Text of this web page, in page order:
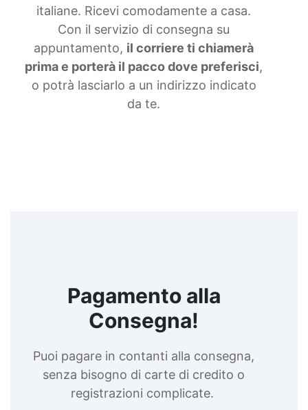
italiane. Ricevi comodamente a casa.
Con il servizio di consegna su
appuntamento, il corriere ti chiamerà
prima e porterà il pacco dove preferisci,
o potrà lasciarlo a un indirizzo indicato
da te.
Pagamento alla
Consegna!
Puoi pagare in contanti alla consegna,
senza bisogno di carte di credito o
registrazioni complicate.